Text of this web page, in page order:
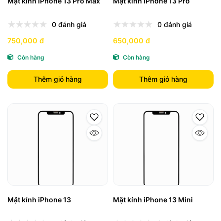
0 đánh giá
750,000 đ
Còn hàng
Thêm giỏ hàng
0 đánh giá
650,000 đ
Còn hàng
Thêm giỏ hàng
Mặt kính iPhone 13 Mặt kính iPhone 13 Mini